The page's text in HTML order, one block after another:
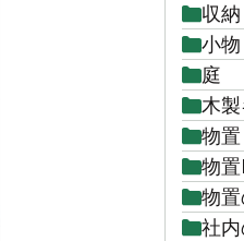
収納
小物
庭
木
物置
物
物
社